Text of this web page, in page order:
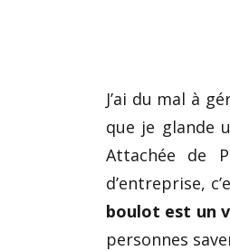
J’ai du mal à
que je glande
Attachée de
d’entreprise,
boulot est un
personnes